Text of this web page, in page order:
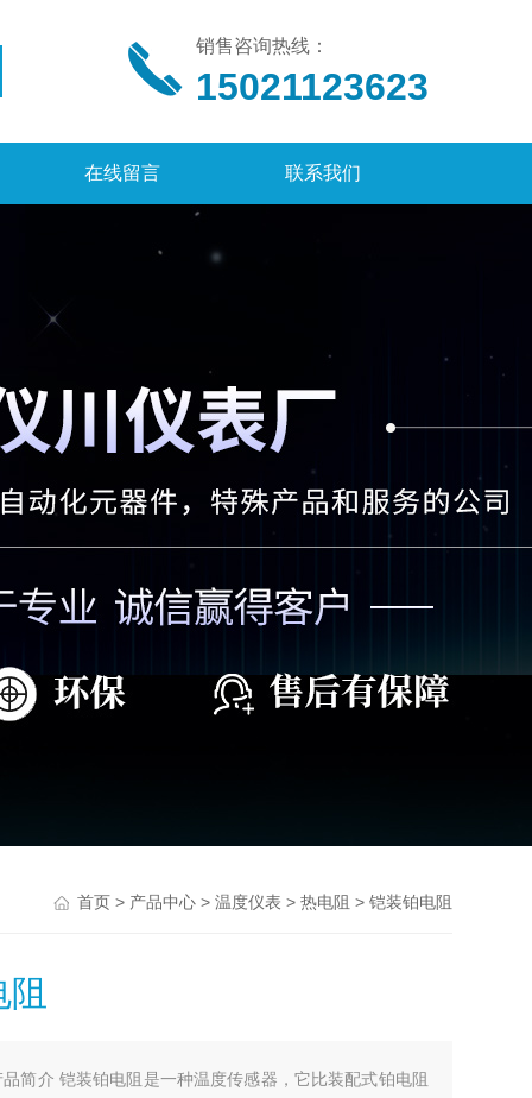
销售咨询热线：
15021123623
在线留言 联系我们
首页> 产品中心> 温度仪表 > 热电阻 > 铠装铂电阻
品简介 铠装铂电阻是一种温度传感器，它比装配式铂电阻